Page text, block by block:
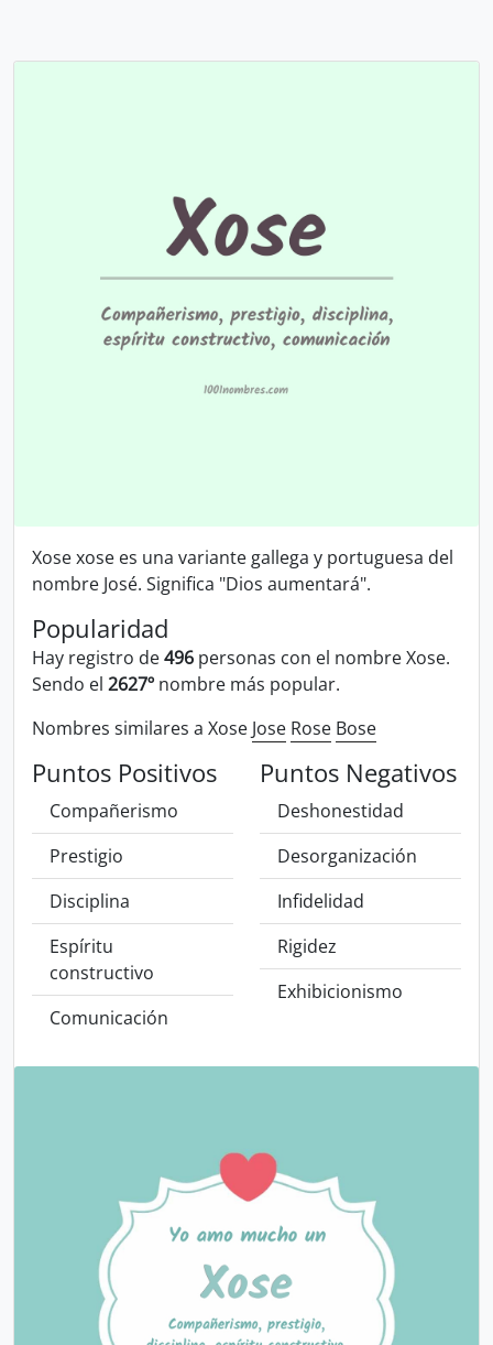
Xose xose es una variante gallega y portuguesa del
nombre José. Significa "Dios aumentará".
Popularidad
Hay registro de496 personas con el nombre Xose.
Sendo el 2627º nombre más popular.
Nombres similares a Xose Jose Rose Bose
Puntos Positivos
Compañerismo
Prestigio
Disciplina
Espíritu
constructivo
Comunicación
Puntos Negativos
Deshonestidad
Desorganización
Infidelidad
Rigidez
Exhibicionismo